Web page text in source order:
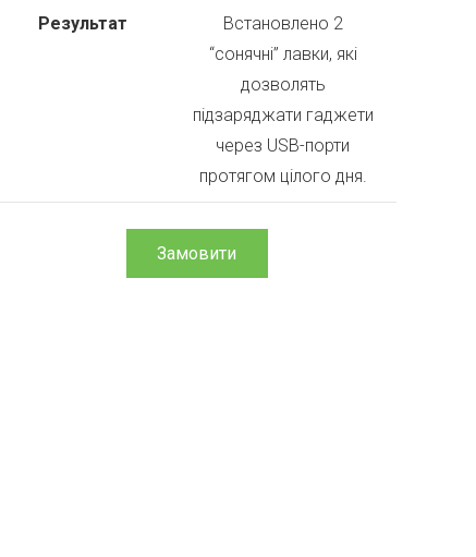
Результат
Встановлено 2
“сонячні” лавки, які
дозволять
підзаряджати гаджети
через USB-порти
протягом цілого дня.
Замовити